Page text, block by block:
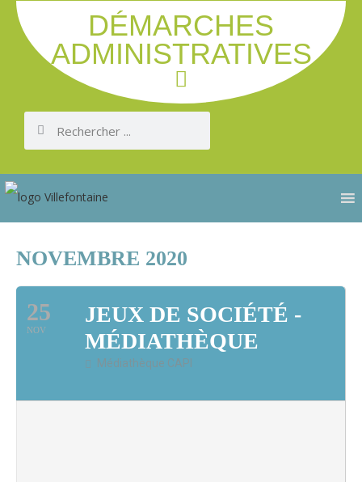
DÉMARCHES
ADMINISTRATIVES
NOVEMBRE 2020
25
NOV
JEUX DE SOCIÉTÉ -
MÉDIATHÈQUE
Médiathèque CAPI